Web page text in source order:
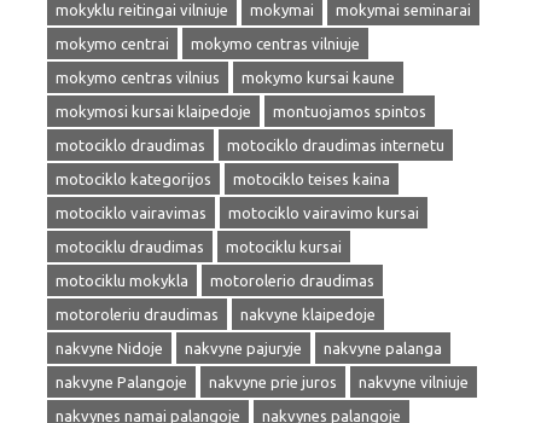
mokyklu reitingai vilniuje
mokymai
mokymai seminarai
mokymo centrai
mokymo centras vilniuje
mokymo centras vilnius
mokymo kursai kaune
mokymosi kursai klaipedoje
montuojamos spintos
motociklo draudimas
motociklo draudimas internetu
motociklo kategorijos
motociklo teises kaina
motociklo vairavimas
motociklo vairavimo kursai
motociklu draudimas
motociklu kursai
motociklu mokykla
motorolerio draudimas
motoroleriu draudimas
nakvyne klaipedoje
nakvyne Nidoje
nakvyne pajuryje
nakvyne palanga
nakvyne Palangoje
nakvyne prie juros
nakvyne vilniuje
nakvynes namai palangoje
nakvynes palangoje